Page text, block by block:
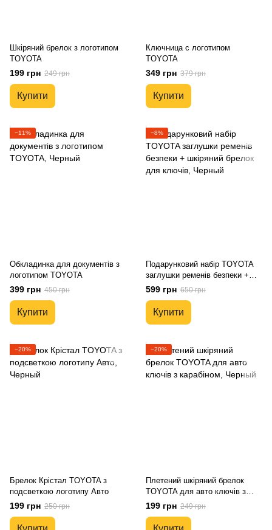
Шкіряний брелок з логотипом
TOYOTA
199 грн 249 грн
Купити
Ключница с логотипом
TOYOTA
349 грн 379 грн
Купити
−11%
Обкладинка для документів з
логотипом TOYOTA
399 грн 450 грн
Купити
−8%
Подарунковий набір TOYOTA
заглушки ременів безпеки +
шкіряний брелок для ключів
599 грн 650 грн
Купити
−20%
Брелок Крістал TOYOTA з
подсветкою логотипу Авто
199 грн 250 грн
−20%
Плетений шкіряний брелок
TOYOTA для авто ключів з
карабіном
199 грн 249 грн